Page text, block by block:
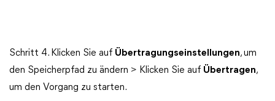
Schritt 4. Klicken Sie auf Übertragungseinstellungen, um
den Speicherpfad zu ändern > Klicken Sie auf Übertragen,
um den Vorgang zu starten.